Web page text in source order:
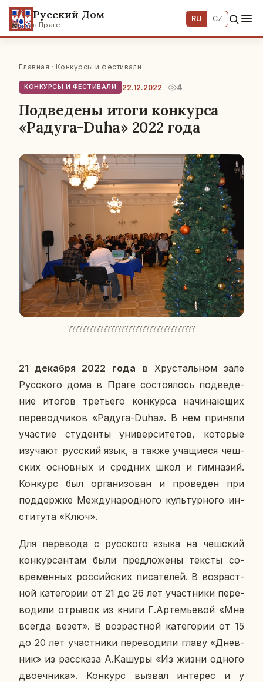
Русский Дом
в Праге
RU CZ
Главная · Конкурсы и фестивали
КОНКУРСЫ И ФЕСТИВАЛИ 22.12.2022 4
Подведены итоги конкурса
«Радуга-Duha» 2022 года
????????????????????????????????????
21 де­каб­ря 2022 года в Хру­сталь­ном зале
Рус­ско­го дома в Праге со­сто­я­лось под­ве­де­
ние итогов тре­тье­го кон­кур­са на­чи­на­ю­щих
пе­ре­вод­чи­ков «Радуга-Duha». В нем при­ня­ли
уча­стие сту­ден­ты уни­вер­си­те­тов, ко­то­рые
изу­ча­ют рус­ский язык, а также уча­щи­е­ся чеш­
ских ос­нов­ных и сред­них школ и гим­на­зий.
Кон­курс был ор­га­ни­зо­ван и про­ве­ден при
под­держ­ке Меж­ду­на­род­но­го куль­тур­но­го ин­
сти­ту­та «Ключ».
Для пе­ре­во­да с рус­ско­го языка на чеш­ский
кон­кур­сан­там были пред­ло­же­ны тексты со­
вре­мен­ных рос­сий­ских пи­са­те­лей. В воз­раст­
ной ка­те­го­рии от 21 до 26 лет участ­ни­ки пе­ре­
во­ди­ли от­ры­вок из книги Г.Ар­те­мье­вой «Мне
всегда везет». В воз­раст­ной ка­те­го­рии от 15
до 20 лет участ­ни­ки пе­ре­во­ди­ли главу «Днев­
ник» из рас­ска­за А.Кашуры «Из жизни одного
дво­еч­ни­ка». Кон­курс вызвал ин­те­рес и у